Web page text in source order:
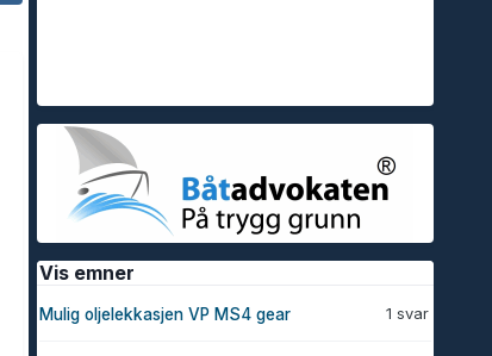
Vis emner
1 svar
Mulig oljelekkasjen VP MS4 gear